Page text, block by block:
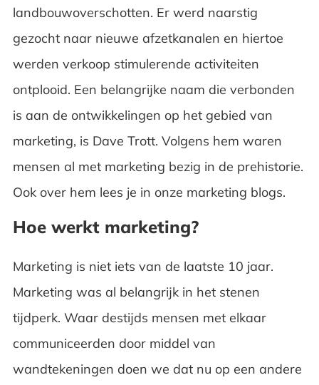
landbouwoverschotten. Er werd naarstig
gezocht naar nieuwe afzetkanalen en hiertoe
werden verkoop stimulerende activiteiten
ontplooid. Een belangrijke naam die verbonden
is aan de ontwikkelingen op het gebied van
marketing, is Dave Trott. Volgens hem waren
mensen al met marketing bezig in de prehistorie.
Ook over hem lees je in onze marketing blogs.
Hoe werkt marketing?
Marketing is niet iets van de laatste 10 jaar.
Marketing was al belangrijk in het stenen
tijdperk. Waar destijds mensen met elkaar
communiceerden door middel van
wandtekeningen doen we dat nu op een andere